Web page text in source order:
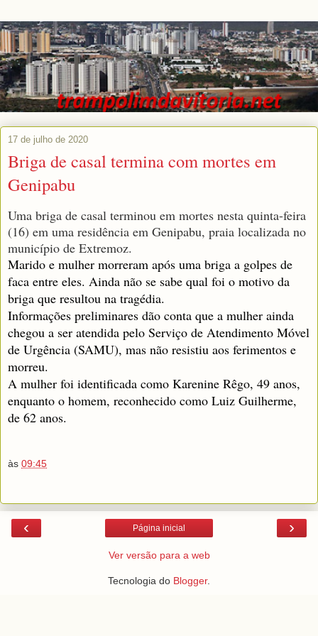
17 de julho de 2020
Briga de casal termina com mortes em
Genipabu
Uma briga de casal terminou em mortes nesta quinta-feira
(16) em uma residência em Genipabu, praia localizada no
município de Extremoz.
Marido e mulher morreram após uma briga a golpes de
faca entre eles. Ainda não se sabe qual foi o motivo da
briga que resultou na tragédia.
Informações preliminares dão conta que a mulher ainda
chegou a ser atendida pelo Serviço de Atendimento Móvel
de Urgência (SAMU), mas não resistiu aos ferimentos e
morreu.
A mulher foi identificada como Karenine Rêgo, 49 anos,
enquanto o homem, reconhecido como Luiz Guilherme,
de 62 anos.
às 09:45
‹ ›
Página inicial
Ver versão para a web
Tecnologia do Blogger.